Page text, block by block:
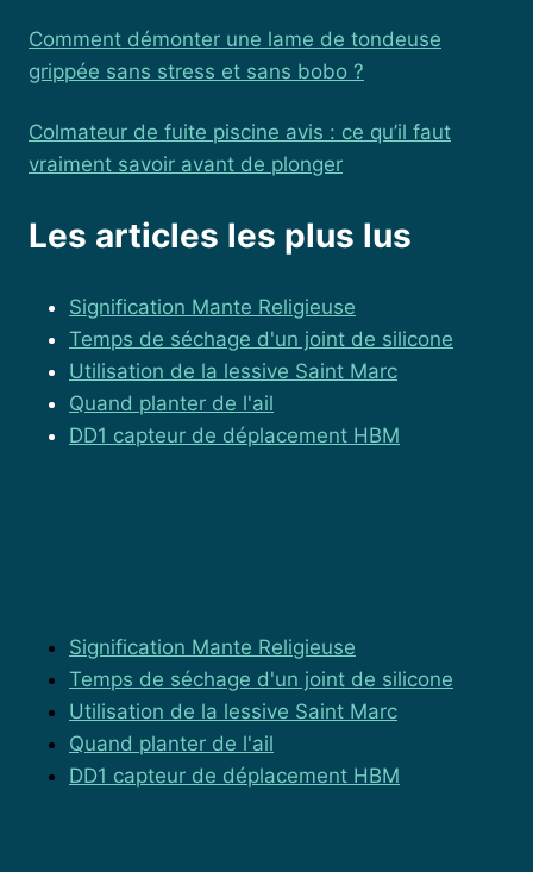
Comment démonter une lame de tondeuse
grippée sans stress et sans bobo ?
Colmateur de fuite piscine avis : ce qu’il faut
vraiment savoir avant de plonger
Les articles les plus lus
Signification Mante Religieuse
Temps de séchage d'un joint de silicone
Utilisation de la lessive Saint Marc
Quand planter de l'ail
DD1 capteur de déplacement HBM
Signification Mante Religieuse
Temps de séchage d'un joint de silicone
Utilisation de la lessive Saint Marc
Quand planter de l'ail
DD1 capteur de déplacement HBM